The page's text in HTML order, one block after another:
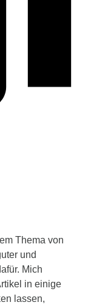
Thema von
und
Mich
in einige
lassen,